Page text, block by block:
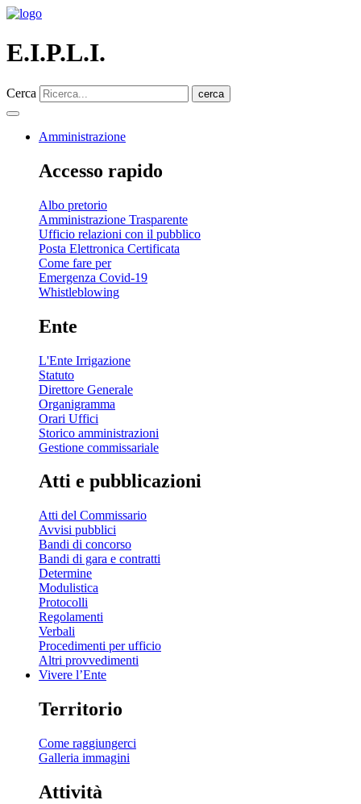
E.I.P.L.I.
Cerca cerca
Amministrazione
Accesso rapido
Albo pretorio
Amministrazione Trasparente
Ufficio relazioni con il pubblico
Posta Elettronica Certificata
Come fare per
Emergenza Covid-19
Whistleblowing
Ente
L'Ente Irrigazione
Statuto
Direttore Generale
Organigramma
Orari Uffici
Storico amministrazioni
Gestione commissariale
Atti e pubblicazioni
Atti del Commissario
Avvisi pubblici
Bandi di concorso
Bandi di gara e contratti
Determine
Modulistica
Protocolli
Regolamenti
Verbali
Procedimenti per ufficio
Altri provvedimenti
Vivere l’Ente
Territorio
Come raggiungerci
Galleria immagini
Attività